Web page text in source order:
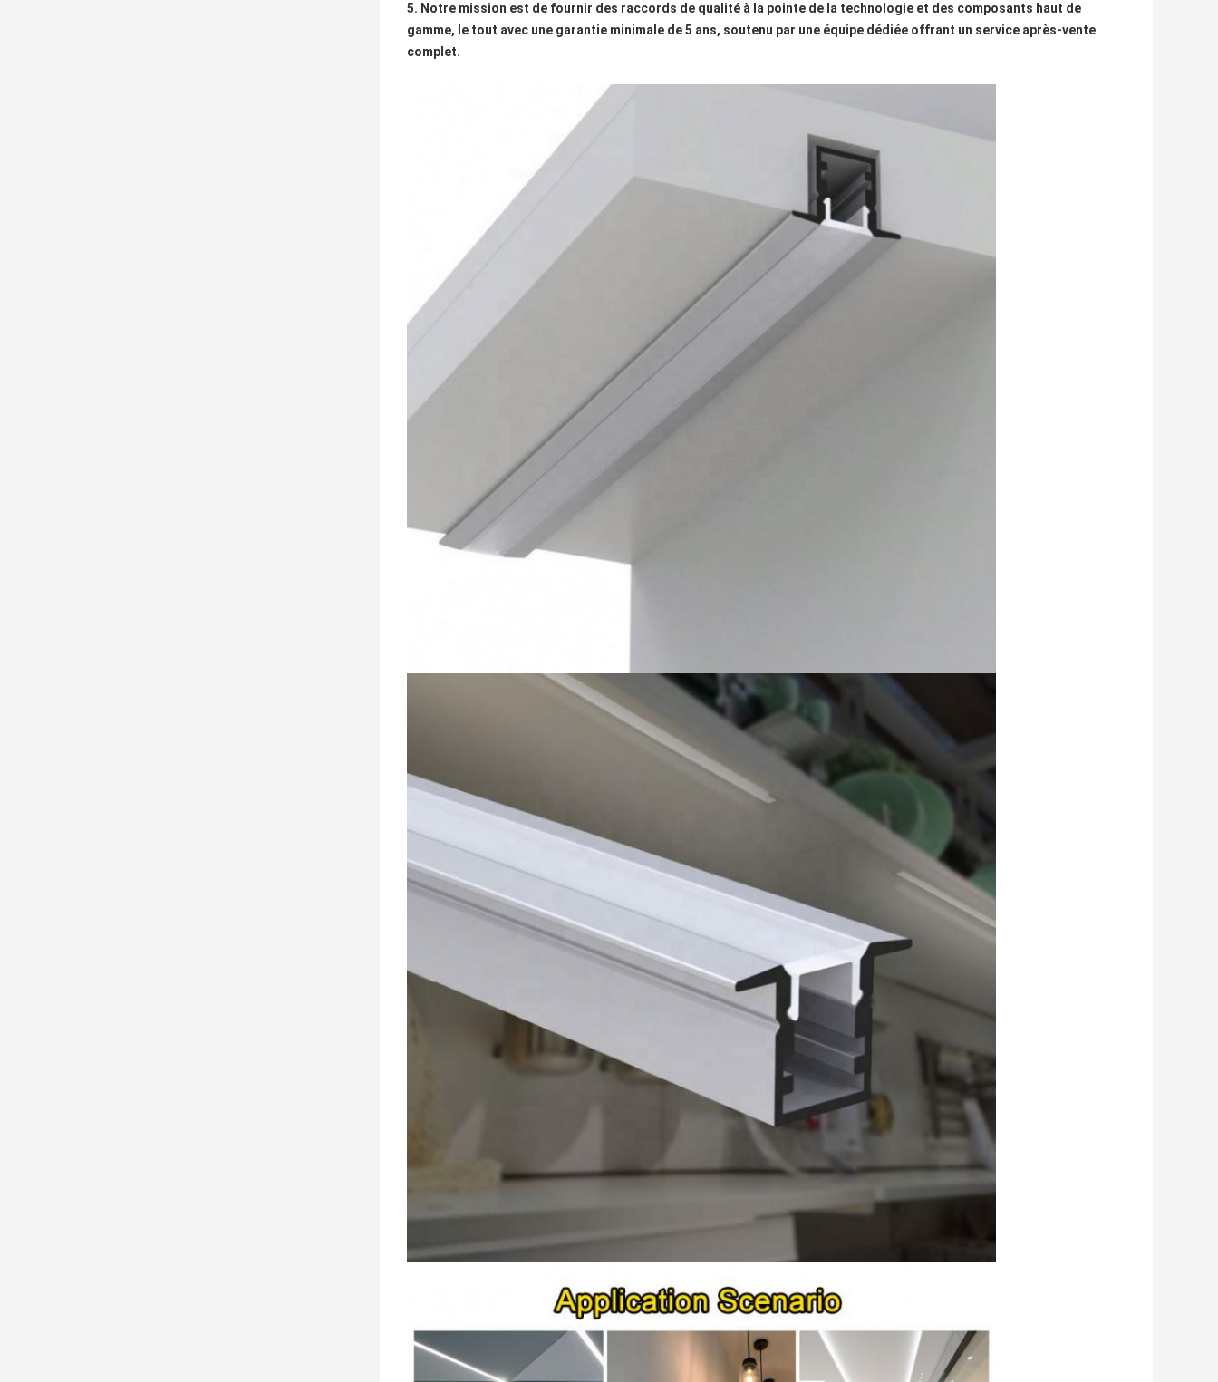
5. Notre mission est de fournir des raccords de qualité à la pointe de la technologie et des composants haut de
gamme, le tout avec une garantie minimale de 5 ans, soutenu par une équipe dédiée offrant un service après-vente
complet.